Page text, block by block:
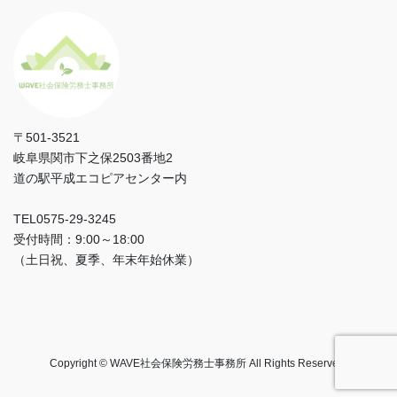
〒501-3521
岐阜県関市下之保2503番地2
道の駅平成エコピアセンター内
TEL0575‐29‐3245
受付時間：9:00～18:00
（土日祝、夏季、年末年始休業）
Copyright © WAVE社会保険労務士事務所 All Rights Reserved.